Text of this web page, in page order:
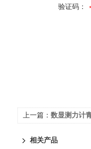
验证码：
上一篇： 数显测力计
相关产品